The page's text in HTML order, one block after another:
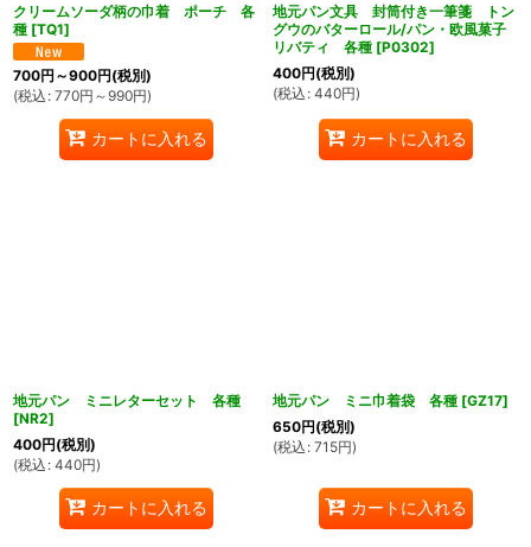
クリームソーダ柄の巾着 ポーチ 各
種 [TQ1]
700円 ～900円(税別)
(税込 : 770円 ～990円)
カートに入れる
地元パン文具 封筒付き一筆箋 トン
グウのバターロール/パン・欧風菓子
リバティ 各種 [P0302]
400円(税別)
(税込 : 440円)
カートに入れる
地元パン ミニレターセット 各種
[NR2]
400円(税別)
(税込 : 440円)
カートに入れる
地元パン ミニ巾着袋 各種 [GZ17]
650円(税別)
(税込 : 715円)
カートに入れる